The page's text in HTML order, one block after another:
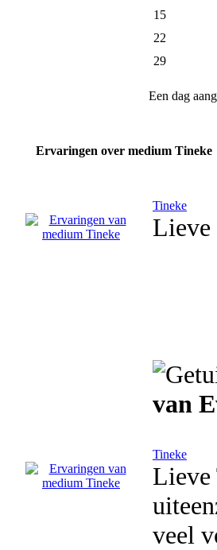
15
22
29
Een dag
Ervaringen over medium Tineke
Tineke
Lieve
van
Tineke
Lieve
veel